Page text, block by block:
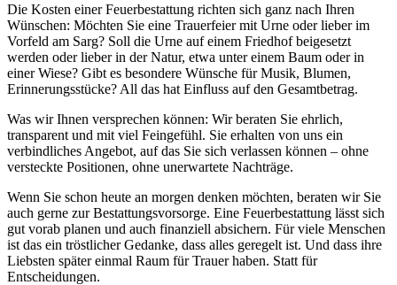
Die Kosten einer Feuerbestattung richten sich ganz nach Ihren
Wünschen: Möchten Sie eine Trauerfeier mit Urne oder lieber im
Vorfeld am Sarg? Soll die Urne auf einem Friedhof beigesetzt
werden oder lieber in der Natur, etwa unter einem Baum oder in
einer Wiese? Gibt es besondere Wünsche für Musik, Blumen,
Erinnerungsstücke? All das hat Einfluss auf den Gesamtbetrag.
Was wir Ihnen versprechen können: Wir beraten Sie ehrlich,
transparent und mit viel Feingefühl. Sie erhalten von uns ein
verbindliches Angebot, auf das Sie sich verlassen können – ohne
versteckte Positionen, ohne unerwartete Nachträge.
Wenn Sie schon heute an morgen denken möchten, beraten wir Sie
auch gerne zur Bestattungsvorsorge. Eine Feuerbestattung lässt sich
gut vorab planen und auch finanziell absichern. Für viele Menschen
ist das ein tröstlicher Gedanke, dass alles geregelt ist. Und dass ihre
Liebsten später einmal Raum für Trauer haben. Statt für
Entscheidungen.